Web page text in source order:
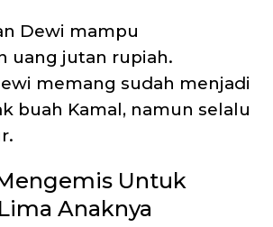
Dewi mampu
uang jutan rupiah.
memang sudah menjadi
buah Kamal, namun selalu
Untuk
Anaknya